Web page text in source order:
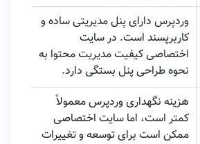
وردپرس دارای پنل مدیریتی ساده و
کاربرپسند است. در سایت
اختصاصی کیفیت مدیریت محتوا به
نحوه طراحی پنل بستگی دارد.
هزینه نگهداری وردپرس معمولاً
کمتر است، اما سایت اختصاصی
ممکن است برای توسعه و تغییرات